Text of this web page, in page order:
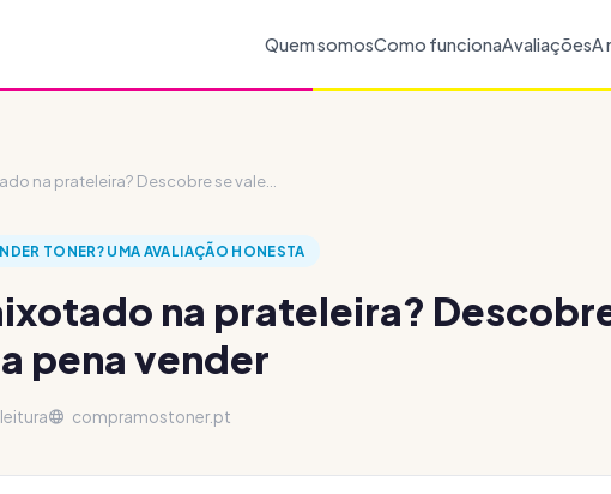
Quem somosComo funcionaAvaliaçõesA
na prateleira? Descobre se vale...
TONER? UMA AVALIAÇÃO HONESTA
na prateleira?
pena vender
compramostoner.pt